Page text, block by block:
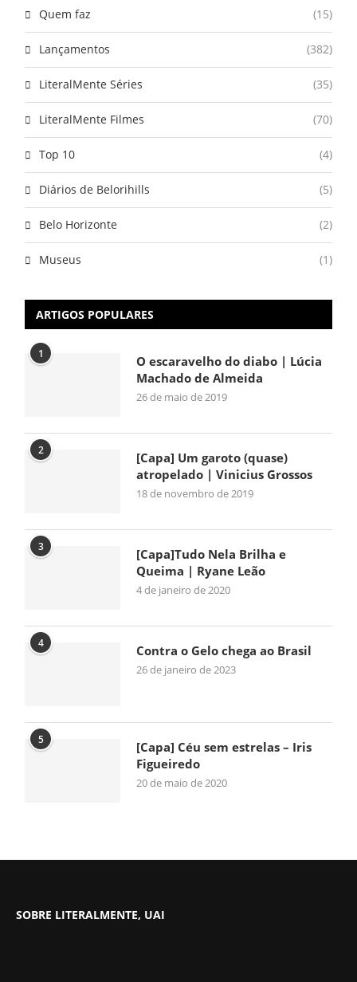
Quem faz (15)
Lançamentos (382)
LiteralMente Séries (35)
LiteralMente Filmes (70)
Top 10 (4)
Diários de Belorihills (5)
Belo Horizonte (2)
Museus (1)
ARTIGOS POPULARES
1
O escaravelho do diabo | Lúcia
Machado de Almeida
26 de maio de 2019
2
[Capa] Um garoto (quase)
atropelado | Vinicius Grossos
18 de novembro de 2019
3
[Capa]Tudo Nela Brilha e
Queima | Ryane Leão
4 de janeiro de 2020
4 Contra o Gelo chega ao Brasil
26 de janeiro de 2023
5
[Capa] Céu sem estrelas – Iris
Figueiredo
20 de maio de 2020
SOBRE LITERALMENTE, UAI